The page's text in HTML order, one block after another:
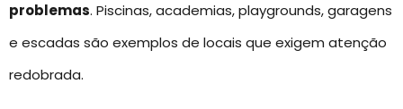
problemas. Piscinas, academias, playgrounds, garagens
e escadas são exemplos de locais que exigem atenção
redobrada.